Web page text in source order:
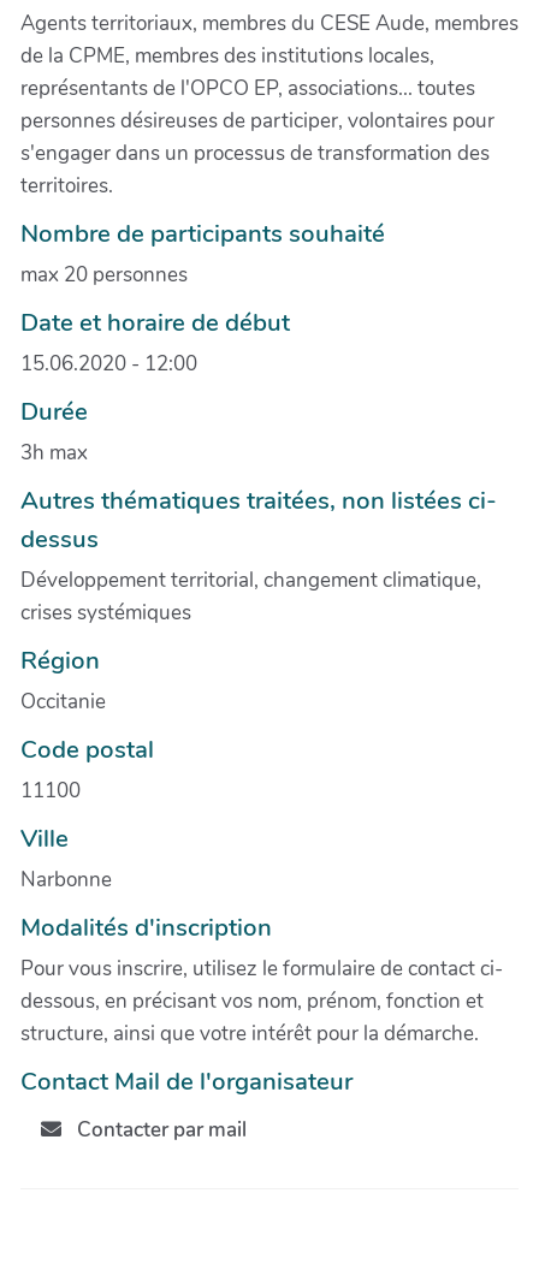
Agents territoriaux, membres du CESE Aude, membres
de la CPME, membres des institutions locales,
représentants de l'OPCO EP, associations... toutes
personnes désireuses de participer, volontaires pour
s'engager dans un processus de transformation des
territoires.
Nombre de participants souhaité
max 20 personnes
Date et horaire de début
15.06.2020 - 12:00
Durée
3h max
Autres thématiques traitées, non listées ci-
dessus
Développement territorial, changement climatique,
crises systémiques
Région
Occitanie
Code postal
11100
Ville
Narbonne
Modalités d'inscription
Pour vous inscrire, utilisez le formulaire de contact ci-
dessous, en précisant vos nom, prénom, fonction et
structure, ainsi que votre intérêt pour la démarche.
Contact Mail de l'organisateur
Contacter par mail